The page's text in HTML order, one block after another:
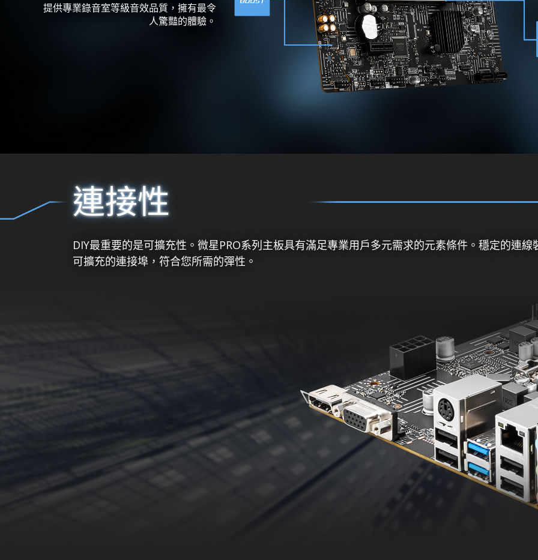
提供專業錄音室等級音效品質，擁有最令
人驚豔的體驗。
連接性
DIY最重要的是可擴充性。微星PRO系列主板具有滿足專業用戶多元需求的元素條件。穩定的連
可擴充的連接埠，符合您所需的彈性。